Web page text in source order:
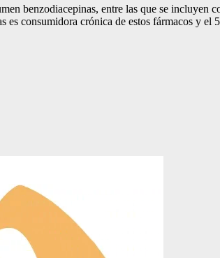
benzodiacepinas, entre las que se incluyen
consumidora crónica de estos fármacos y el